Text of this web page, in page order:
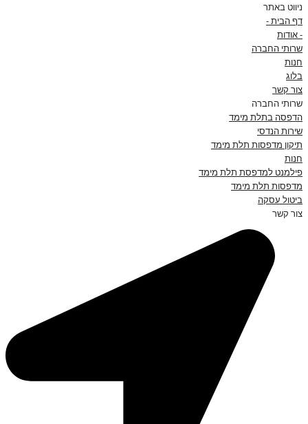
ניווט באתר
דף הבית -
- אודות
שרותי החברה
חנות
בלוג
צור קשר
שרותי החברה
הדפסה בתלת מימד
שירות הנדסי
תיקון מדפסות תלת מימד
חנות
פילמנט למדפסת תלת מימד
מדפסות תלת מימד
ביטול עסקה
צור קשר